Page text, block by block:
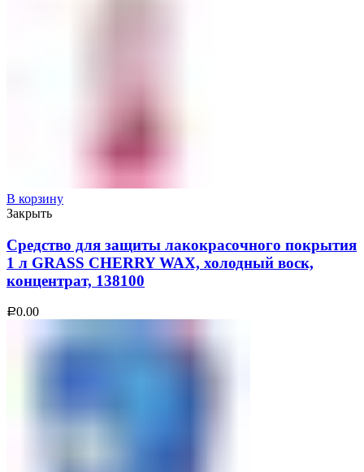
В корзину
Закрыть
Средство для защиты лакокрасочного покрытия
1 л GRASS CHERRY WAX, холодный воск,
концентрат, 138100
Р0.00